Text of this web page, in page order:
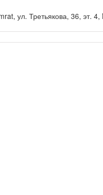
ул. Третьякова, 36, эт.